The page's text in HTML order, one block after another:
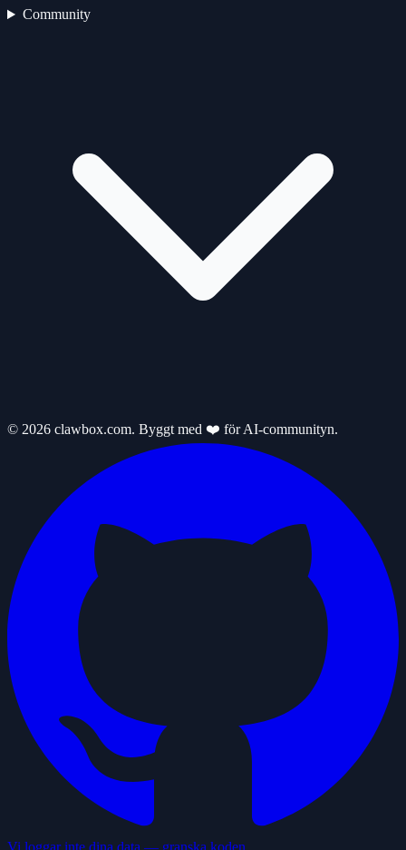
Community
© 2026 clawbox.com. Byggt med ❤️ för AI-communityn.